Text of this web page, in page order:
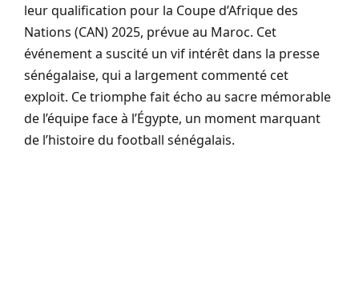
leur qualification pour la Coupe d’Afrique des
Nations (CAN) 2025, prévue au Maroc. Cet
événement a suscité un vif intérêt dans la presse
sénégalaise, qui a largement commenté cet
exploit. Ce triomphe fait écho au sacre mémorable
de l’équipe face à l’Égypte, un moment marquant
de l’histoire du football sénégalais.